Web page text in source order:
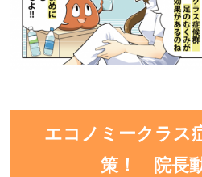
エコノミークラス
策！ 院長